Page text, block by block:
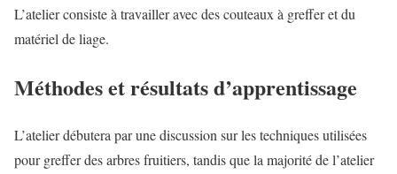
L’atelier consiste à travailler avec des couteaux à greffer et du
matériel de liage.
Méthodes et résultats d’apprentissage
L’atelier débutera par une discussion sur les techniques utilisées
pour greffer des arbres fruitiers, tandis que la majorité de l’atelier